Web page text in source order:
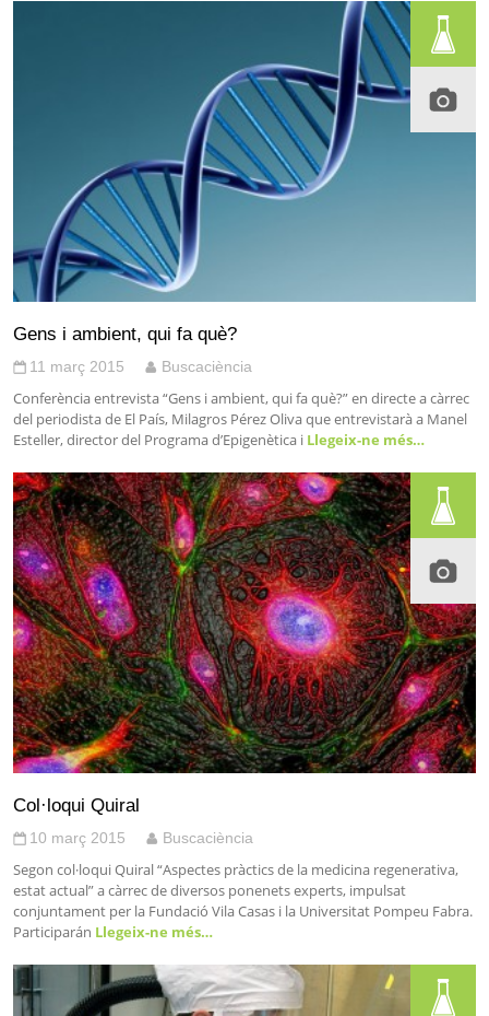
Gens i ambient, qui fa què?
11 març 2015 Buscaciència
Conferència entrevista “Gens i ambient, qui fa què?” en directe a càrrec
del periodista de El País, Milagros Pérez Oliva que entrevistarà a Manel
Esteller, director del Programa d’Epigenètica i Llegeix-ne més…
Col·loqui Quiral
10 març 2015 Buscaciència
Segon col·loqui Quiral “Aspectes pràctics de la medicina regenerativa,
estat actual” a càrrec de diversos ponenets experts, impulsat
conjuntament per la Fundació Vila Casas i la Universitat Pompeu Fabra.
Participarán Llegeix-ne més…